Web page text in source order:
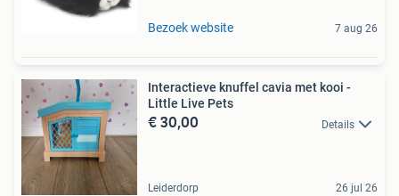
Bezoek website 7 aug 26
Interactieve knuffel cavia met kooi -
Little Live Pets
€ 30,00 Details
Leiderdorp 26 jul 26